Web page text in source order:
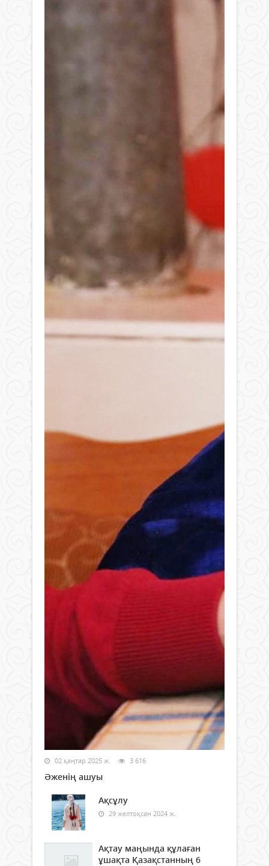
02 қаңтар 2025 ж. 3 616
Әженің ашуы
Ақсұлу
29 желтоқсан 2024 ж.
Ақтау маңында құлаған
ұшақта Қазақстанның 6